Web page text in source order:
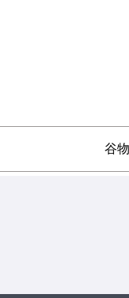
谷